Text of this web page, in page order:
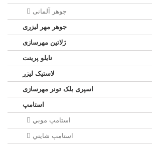
جوهر آلمانی
جوهر مهر لیزری
ژلاتين مهرسازی
نایلو پرینت
لاستیک لیزر
اسپری بلک تونر مهرسازی
استامپ
استامپ موبي
استامپ شايني